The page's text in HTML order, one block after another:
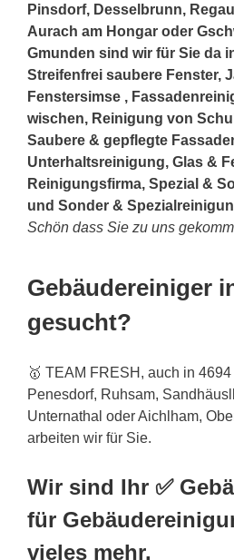
Pinsdorf, Desselbrunn,
Aurach am Hongar oder
Gmunden sind wir für Sie da
Streifenfrei saubere Fenster,
Fenstersimse ,
wischen, Reinigung von
Saubere & gepflegte
Unterhaltsreinigung, Glas &
Reinigungsfirma, Spezial &
und Sonder &
Schön dass Sie zu uns
Gebäudereiniger
gesucht?
🥇 TEAM FRESH, auch in
Penesdorf, Ruhsam,
Unternathal oder Aichlham,
arbeiten wir für Sie.
Wir sind Ihr ✅
für
vieles mehr.